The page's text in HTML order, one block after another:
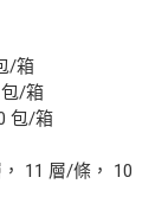
/箱
/箱
包/箱
11 層/條， 10